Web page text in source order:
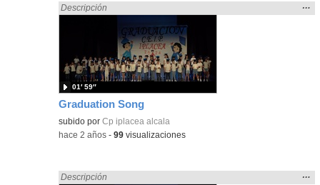
Graduation Song
Encontrado «song» en:
Descripción
la
…
subido porCp iplacea alcala
01′ 59″
-hace 2 años -99 visualizaciones
Encontrado «song» en:
Descripción …